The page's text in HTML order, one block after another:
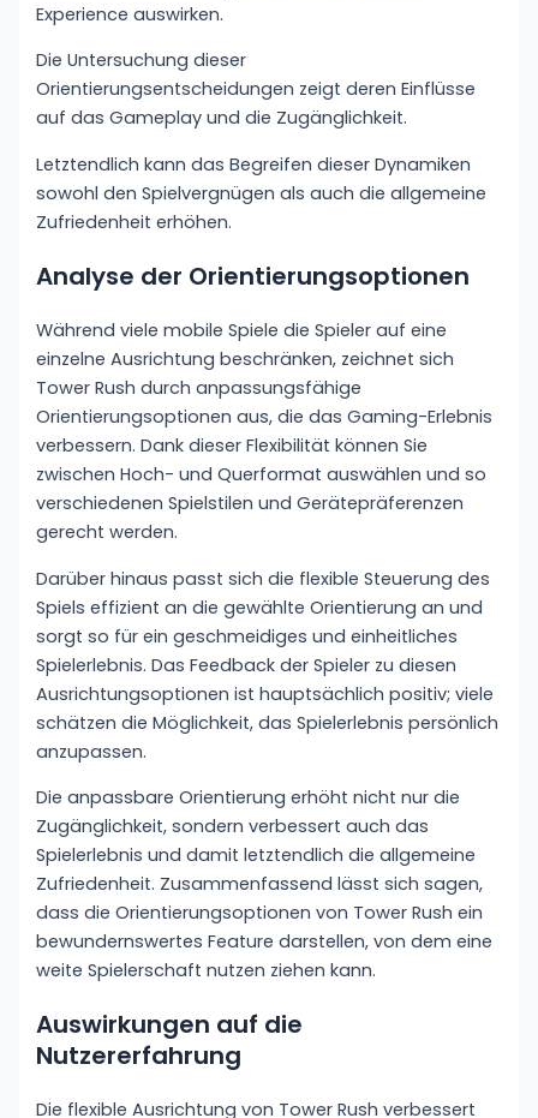
Experience auswirken.
Die Untersuchung dieser
Orientierungsentscheidungen zeigt deren Einflüsse
auf das Gameplay und die Zugänglichkeit.
Letztendlich kann das Begreifen dieser Dynamiken
sowohl den Spielvergnügen als auch die allgemeine
Zufriedenheit erhöhen.
Analyse der Orientierungsoptionen
Während viele mobile Spiele die Spieler auf eine
einzelne Ausrichtung beschränken, zeichnet sich
Tower Rush durch anpassungsfähige
Orientierungsoptionen aus, die das Gaming-Erlebnis
verbessern. Dank dieser Flexibilität können Sie
zwischen Hoch- und Querformat auswählen und so
verschiedenen Spielstilen und Gerätepräferenzen
gerecht werden.
Darüber hinaus passt sich die flexible Steuerung des
Spiels effizient an die gewählte Orientierung an und
sorgt so für ein geschmeidiges und einheitliches
Spielerlebnis. Das Feedback der Spieler zu diesen
Ausrichtungsoptionen ist hauptsächlich positiv; viele
schätzen die Möglichkeit, das Spielerlebnis persönlich
anzupassen.
Die anpassbare Orientierung erhöht nicht nur die
Zugänglichkeit, sondern verbessert auch das
Spielerlebnis und damit letztendlich die allgemeine
Zufriedenheit. Zusammenfassend lässt sich sagen,
dass die Orientierungsoptionen von Tower Rush ein
bewundernswertes Feature darstellen, von dem eine
weite Spielerschaft nutzen ziehen kann.
Auswirkungen auf die
Nutzererfahrung
Die flexible Ausrichtung von Tower Rush verbessert